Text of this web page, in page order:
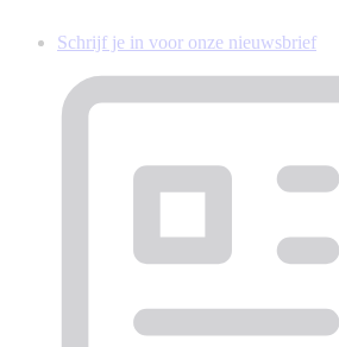
Schrijf je in voor onze nieuwsbrief